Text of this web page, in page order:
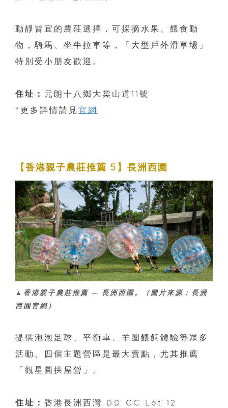
動靜皆宜的農莊選擇，可採摘水果、餵食動
物，騎馬、坐牛拉車等，「大型戶外滑草場」
特別受小朋友歡迎。
住址： 元朗十八鄉大棠山道11號
*更多詳情請見 官網
【香港親子農莊推薦 5】長洲西園
▲香港親子農莊推薦 ─ 長洲西園。（圖片來源：長洲
西園官網）
提供泡泡足球、平衡車、羊圈餵飼體驗等眾多
活動。四個主題營區是最大賣點，尤其推薦
「觀星圓拱屋營」。
住址： 香港長洲西灣 DD CC Lot 12